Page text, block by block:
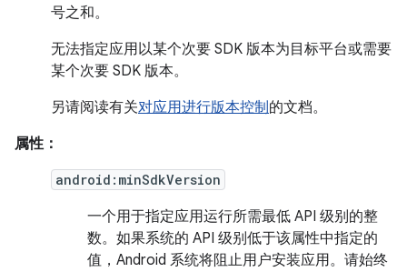
号之和。
无法指定应用以某个次要 SDK 版本为目标平台或需要
某个次要 SDK 版本。
另请阅读有关对应用进行版本控制的文档。
属性：
android:minSdkVersion
一个用于指定应用运行所需最低 API 级别的整
数。如果系统的 API 级别低于该属性中指定的
值，Android 系统将阻止用户安装应用。请始终